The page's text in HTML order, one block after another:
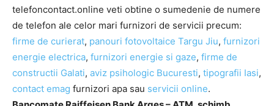
telefoncontact.online veti obtine o sumedenie de numere
de telefon ale celor mari furnizori de servicii precum:
firme de curierat, panouri fotovoltaice Targu Jiu, furnizori
energie electrica, furnizori energie si gaze, firme de
constructii Galati, aviz psihologic Bucuresti, tipografii Iasi,
contact emag furnizori apa sau servicii online.